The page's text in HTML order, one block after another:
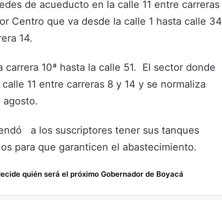
de acueducto en la calle 11 entre carreras
Centro que va desde la calle 1 hasta calle 34
14.
10ª hasta la calle 51. El sector donde
11 entre carreras 8 y 14 y se normaliza
agosto.
a los suscriptores tener sus tanques
para que garanticen el abastecimiento.
quién será el próximo Gobernador de Boyacá